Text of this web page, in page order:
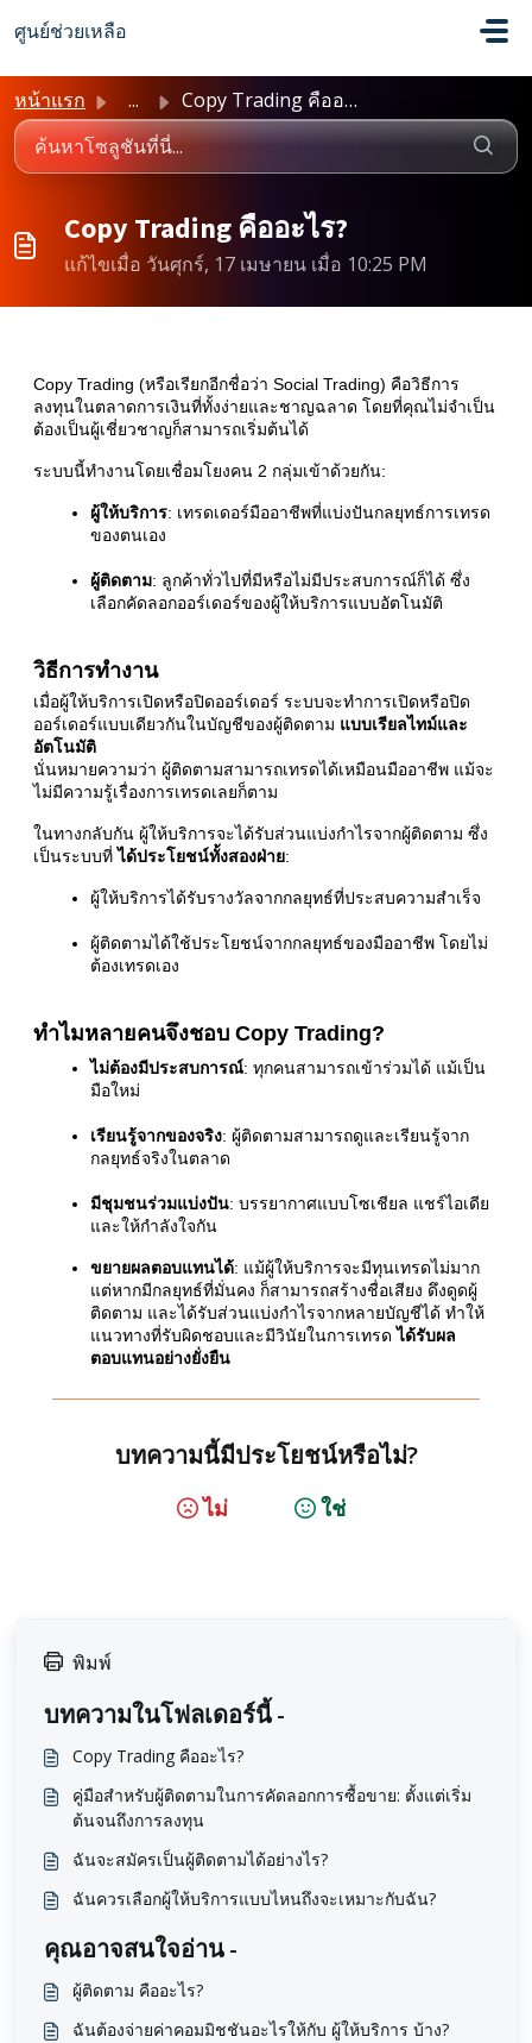
ศูนย์ช่วยเหลือ
หน้าแรก ... Copy Trading คืออะไร?
Copy Trading คืออะไร?
แก้ไขเมื่อ วันศุกร์, 17 เมษายน เมื่อ 10:25 PM
Copy Trading (หรือเรียกอีกชื่อว่า Social Trading) คือวิธีการ
ลงทุนในตลาดการเงินที่ทั้งง่ายและชาญฉลาด โดยที่คุณไม่จำเป็น
ต้องเป็นผู้เชี่ยวชาญก็สามารถเริ่มต้นได้
ระบบนี้ทำงานโดยเชื่อมโยงคน 2 กลุ่มเข้าด้วยกัน:
ผู้ให้บริการ: เทรดเดอร์มืออาชีพที่แบ่งปันกลยุทธ์การเทรด
ของตนเอง
ผู้ติดตาม: ลูกค้าทั่วไปที่มีหรือไม่มีประสบการณ์ก็ได้ ซึ่ง
เลือกคัดลอกออร์เดอร์ของผู้ให้บริการแบบอัตโนมัติ
วิธีการทำงาน
เมื่อผู้ให้บริการเปิดหรือปิดออร์เดอร์ ระบบจะทำการเปิดหรือปิด
ออร์เดอร์แบบเดียวกันในบัญชีของผู้ติดตาม แบบเรียลไทม์และ
อัตโนมัติ
นั่นหมายความว่า ผู้ติดตามสามารถเทรดได้เหมือนมืออาชีพ แม้จะ
ไม่มีความรู้เรื่องการเทรดเลยก็ตาม
ในทางกลับกัน ผู้ให้บริการจะได้รับส่วนแบ่งกำไรจากผู้ติดตาม ซึ่ง
เป็นระบบที่ได้ประโยชน์ทั้งสองฝ่าย:
ผู้ให้บริการได้รับรางวัลจากกลยุทธ์ที่ประสบความสำเร็จ
ผู้ติดตามได้ใช้ประโยชน์จากกลยุทธ์ของมืออาชีพ โดยไม่
ต้องเทรดเอง
ทำไมหลายคนจึงชอบ Copy Trading?
ไม่ต้องมีประสบการณ์: ทุกคนสามารถเข้าร่วมได้ แม้เป็น
มือใหม่
เรียนรู้จากของจริง: ผู้ติดตามสามารถดูและเรียนรู้จาก
กลยุทธ์จริงในตลาด
มีชุมชนร่วมแบ่งปัน: บรรยากาศแบบโซเชียล แชร์ไอเดีย
และให้กำลังใจกัน
ขยายผลตอบแทนได้: แม้ผู้ให้บริการจะมีทุนเทรดไม่มาก
แต่หากมีกลยุทธ์ที่มั่นคง ก็สามารถสร้างชื่อเสียง ดึงดูดผู้
ติดตาม และได้รับส่วนแบ่งกำไรจากหลายบัญชีได้ ทำให้
แนวทางที่รับผิดชอบและมีวินัยในการเทรดได้รับผล
ตอบแทนอย่างยั่งยืน
บทความนี้มีประโยชน์หรือไม่?
ไม่ ใช่
พิมพ์
บทความในโฟลเดอร์นี้ -
Copy Trading คืออะไร?
คู่มือสำหรับผู้ติดตามในการคัดลอกการซื้อขาย: ตั้งแต่เริ่ม
ต้นจนถึงการลงทุน
ฉันจะสมัครเป็นผู้ติดตามได้อย่างไร?
ฉันควรเลือกผู้ให้บริการแบบไหนถึงจะเหมาะกับฉัน?
คุณอาจสนใจอ่าน -
ผู้ติดตาม คืออะไร?
ฉันต้องจ่ายค่าคอมมิชชันอะไรให้กับ ผู้ให้บริการ บ้าง?